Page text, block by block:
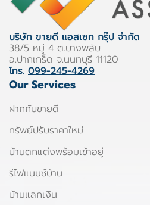
บริษัท ขายดี แอสเซท กรุ๊ป จำกัด
38/5 หมู่ 4 ต.บางพลับ
อ.ปากเกร็ด จ.นนทบุรี 11120
โทร. 099-245-4269
Our Services
ฝากกับขายดี
ทรัพย์ปรับราคาใหม่
บ้านตกแต่งพร้อมเข้าอยู่
รีไฟแนนซ์บ้าน
บ้านแลกเงิน